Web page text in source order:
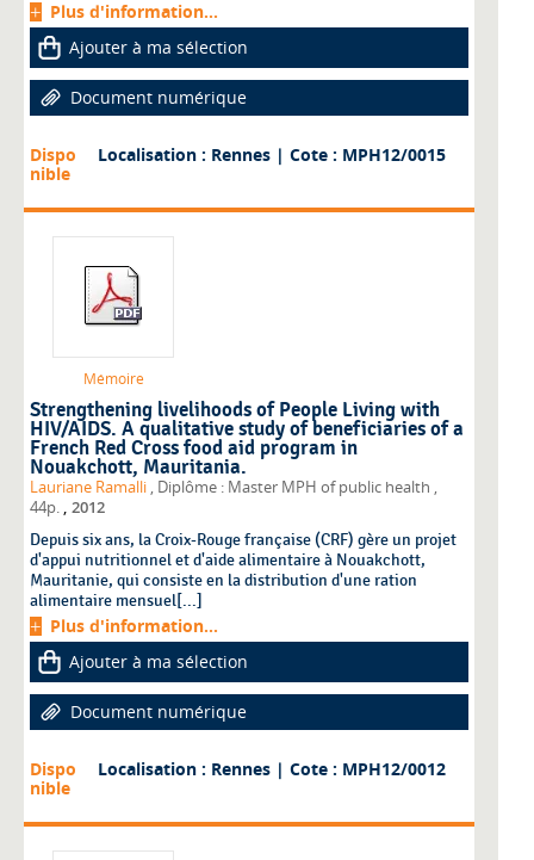
Plus d'information...
Ajouter à ma sélection
Document numérique
Dispo
nible
Localisation : Rennes | Cote : MPH12/0015
Mémoire
Strengthening livelihoods of People Living with
HIV/AIDS. A qualitative study of beneficiaries of a
French Red Cross food aid program in
Nouakchott, Mauritania.
Lauriane Ramalli , Diplôme : Master MPH of public health ,
44p. , 2012
Depuis six ans, la Croix-Rouge française (CRF) gère un projet
d'appui nutritionnel et d'aide alimentaire à Nouakchott,
Mauritanie, qui consiste en la distribution d'une ration
alimentaire mensuel[...]
Plus d'information...
Ajouter à ma sélection
Document numérique
Dispo
nible
Localisation : Rennes | Cote : MPH12/0012